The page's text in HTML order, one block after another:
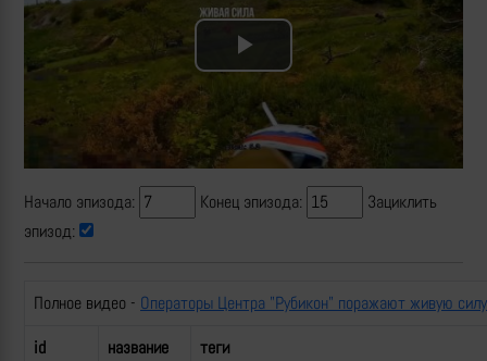
Play
Video
Начало эпизода: Конец эпизода:
Зациклить
эпизод:
Полное видео - Операторы Центра "Рубикон" поражают живую
id
название теги